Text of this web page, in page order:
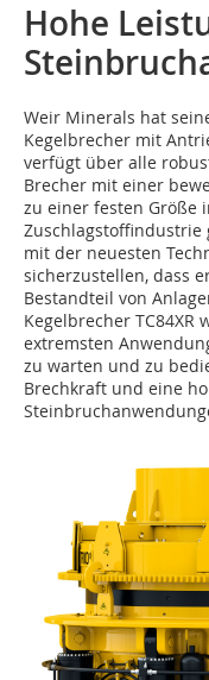
Hohe
W‌‌‌eir Minerals hat
Kegelbrecher mit
verfügt über alle
Brecher mit einer
zu einer festen Größe
Zuschlagstoffindustrie
mit der neuesten
sicherzustellen, dass
Bestandteil von
Kegelbrecher
extremsten
zu warten und zu
Brechkraft und eine